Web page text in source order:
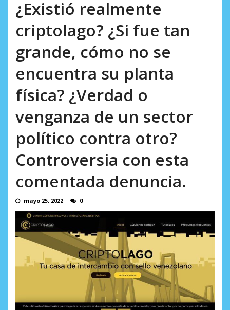
AGOSTO 6, 2026
¿Existió realmente
criptolago? ¿Si fue tan
grande, cómo no se
encuentra su planta
física? ¿Verdad o
venganza de un sector
político contra otro?
Controversia con esta
comentada denuncia.
mayo 25, 2022 0